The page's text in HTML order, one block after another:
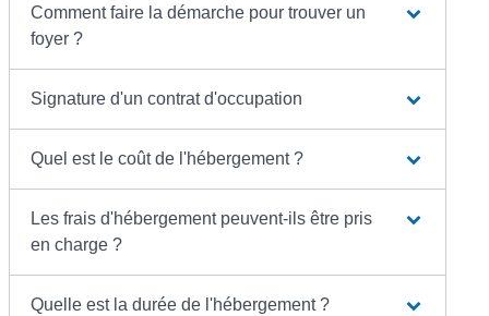
Comment faire la démarche pour trouver un
foyer ?
Signature d'un contrat d'occupation
Quel est le coût de l'hébergement ?
Les frais d'hébergement peuvent-ils être pris
en charge ?
Quelle est la durée de l'hébergement ?